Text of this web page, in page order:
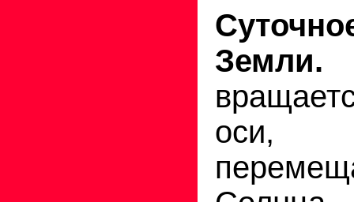
Земли.
оси,